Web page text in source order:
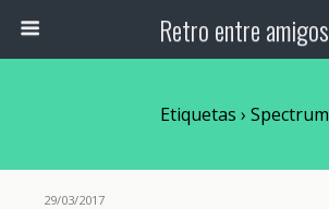
Retro entre amigos
Etiquetas › Spectrum
29/03/2017